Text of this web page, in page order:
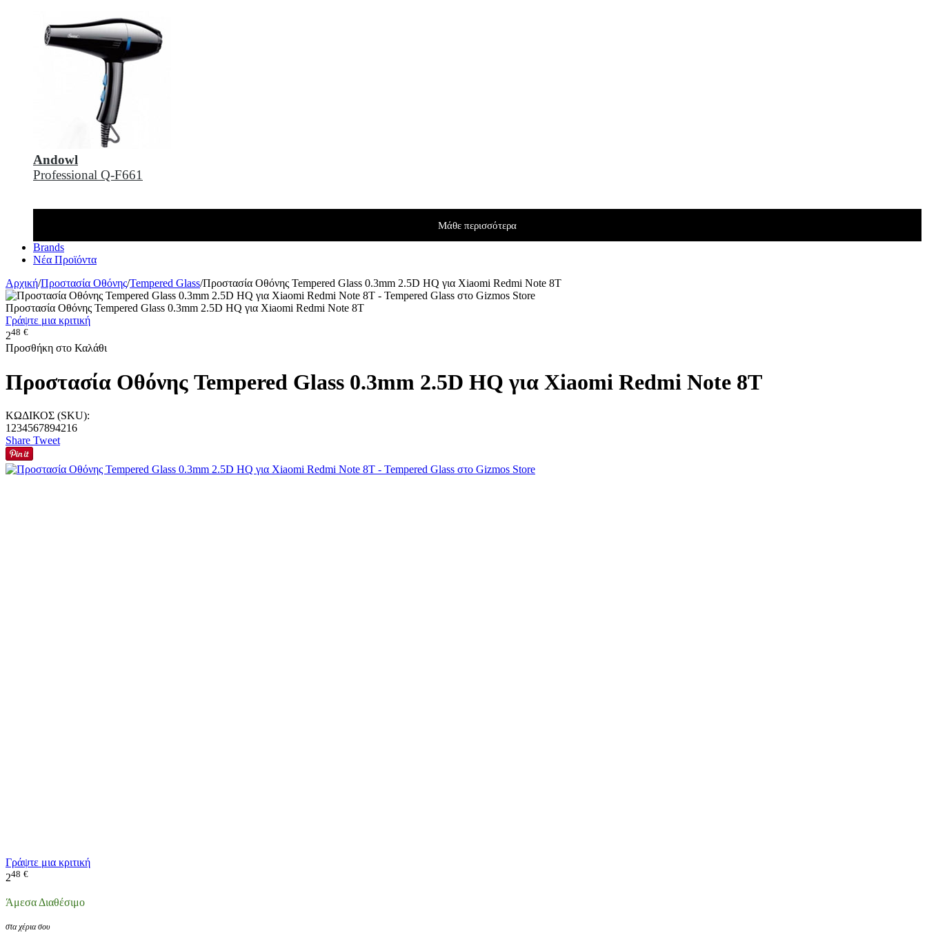
Andowl
Professional Q-F661
Μάθε περισσότερα
Brands
Νέα Προϊόντα
Αρχική/Προστασία Οθόνης/Tempered Glass/Προστασία Οθόνης Tempered Glass 0.3mm 2.5D HQ για Xiaomi Redmi Note 8T
Προστασία Οθόνης Tempered Glass 0.3mm 2.5D HQ για Xiaomi Redmi Note 8T
Γράψτε μια κριτική
248 €
Προσθήκη στο Καλάθι
Προστασία Οθόνης Tempered Glass 0.3mm 2.5D HQ για Xiaomi Redmi Note 8T
ΚΩΔΙΚΟΣ (SKU):
1234567894216
Share Tweet
Γράψτε μια κριτική
248 €
Άμεσα Διαθέσιμο
στα χέρια σου